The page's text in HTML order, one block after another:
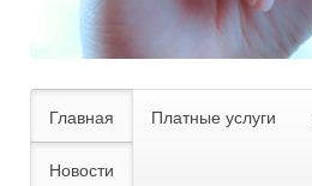
Главная Платные услуги
Новости